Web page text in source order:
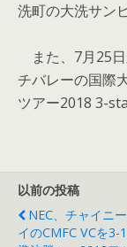
洗町の大洗サン
また、7月25
チバレーの国際
ツアー2018 3-
以前の投稿
NEC、チャイニ
イのCMFC VCを3-1